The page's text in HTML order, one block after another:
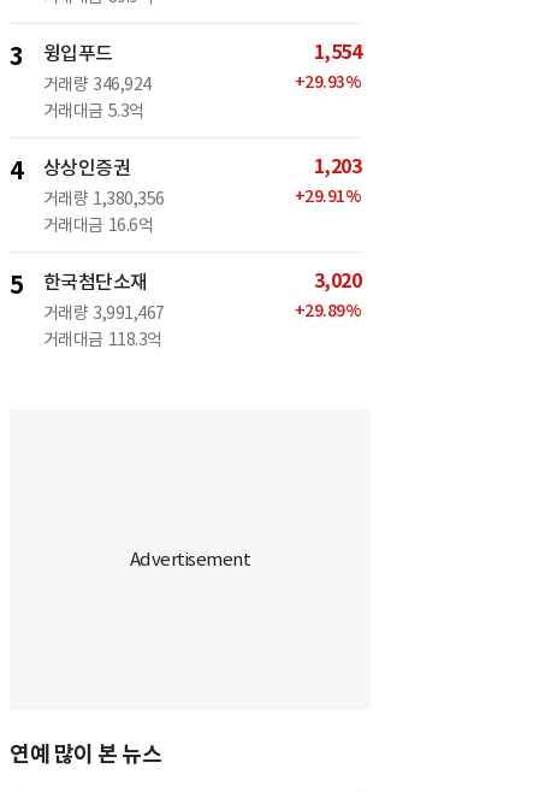
3 윙입푸드
거래량 346,924
거래대금 5.3억
1,554
+29.93%
4 상상인증권
거래량 1,380,356
거래대금 16.6억
1,203
+29.91%
5 한국첨단소재
거래량 3,991,467
거래대금 118.3억
3,020
+29.89%
연예 많이 본 뉴스